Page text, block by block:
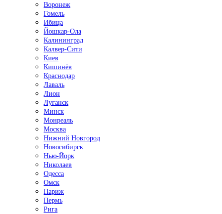
Воронеж
Гомель
Ибица
Йошкар-Ола
Калининград
Калвер-Сити
Киев
Кишинёв
Краснодар
Лаваль
Лион
Луганск
Минск
Монреаль
Москва
Нижний Новгород
Новосибирск
Нью-Йорк
Николаев
Одесса
Омск
Париж
Пермь
Рига